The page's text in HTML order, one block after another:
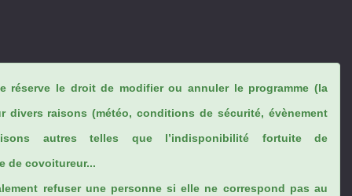
réserve le droit de modifier ou annuler le programme (la
divers raisons (météo, conditions de sécurité, évènement
autres telles que l’indisponibilité fortuite de
de covoitureur...
refuser une personne si elle ne correspond pas au